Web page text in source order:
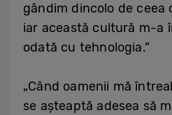
gândim dincolo de ceea
iar această cultură m-a
odată cu tehnologia.”
„Când oamenii mă
se așteaptă adesea să